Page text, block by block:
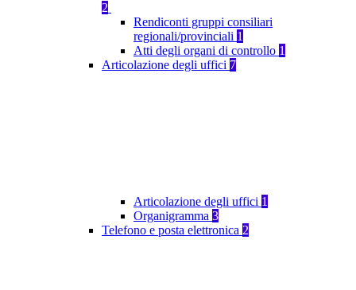
2
Rendiconti gruppi consiliari
regionali/provinciali 1
Atti degli organi di controllo 1
Articolazione degli uffici 7
Articolazione degli uffici 1
Organigramma 3
Telefono e posta elettronica 2